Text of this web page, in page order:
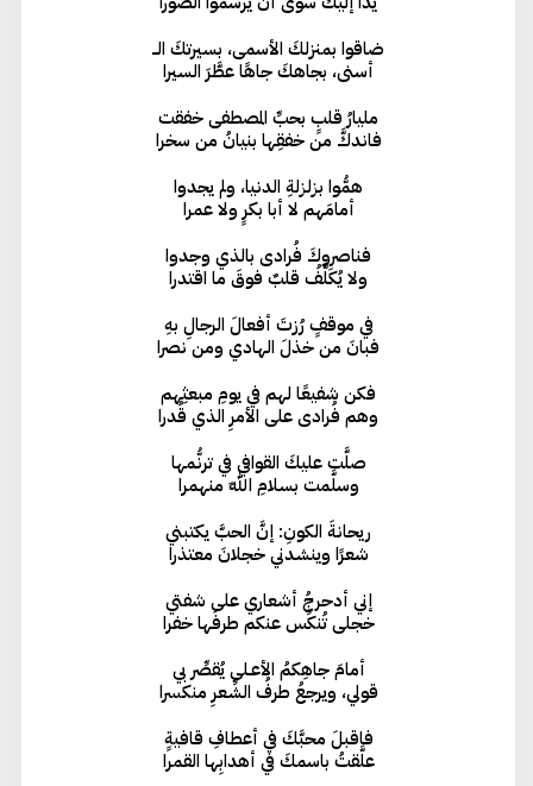
ضاقوا بمنزلكَ الأسمى، بسيرتكَ الــ
أسنى، بجاهكَ جاهًا عطَّرَ السيرا
مليارُ قلبٍ بحبِّ المصطفى خفقت
فاندكَّ من خفقِها بنيانُ من سخرا
همُّوا بزلزلةِ الدنيا، ولم يجدوا
أمامَهم لا أبا بكرٍ ولا عمرا
فناصروكَ فُرادى بالذي وجدوا
ولا يُكَلَّفُ قلبٌ فوقَ ما اقتدرا
في موقفٍ رُزتَ أفعالَ الرجالِ بهِ
فبانَ من خذلَ الهادي ومن نصرا
فكن شفيعًا لهم في يومِ مبعثِهم
وهم فُرادى على الأمرِ الذي قُدرا
صلَّت عليكَ القوافي في ترنُّمها
وسلَّمت بسلامِ اللهِ منهمرا
ريحانةَ الكونِ: إنَّ الحبَّ يكتبني
شعرًا وينشدني خجلانَ معتذرا
إني أدحرجُ أشعاري على شفتي
خجلى تُنكِّس عنكم طرفَها خفرا
أمامَ جاهِكمُ الأعـلى يُقصِّر بي
قولي، ويرجعُ طرفُ الشِّعرِ منكسرا
فاقبلَ محبَّكَ في أعطافِ قافيةٍ
علَّقتُ باسمكَ في أهدابِها القمرا